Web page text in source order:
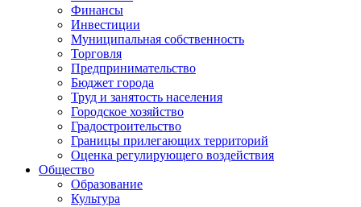
Финансы
Инвестиции
Муниципальная собственность
Торговля
Предпринимательство
Бюджет города
Труд и занятость населения
Городское хозяйство
Градостроительство
Границы прилегающих территорий
Оценка регулирующего воздействия
Общество
Образование
Культура